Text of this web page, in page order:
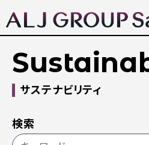
サステナビリティ
検索